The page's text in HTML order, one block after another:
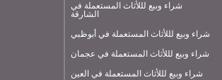
شراء وبيع لللأثاث المستعملة في
الشارقة
شراء وبيع لللأثاث المستعملة في أبوظبي
شراء وبيع لللأثاث المستعملة في عجمان
شراء وبيع لللأثاث المستعملة في العين